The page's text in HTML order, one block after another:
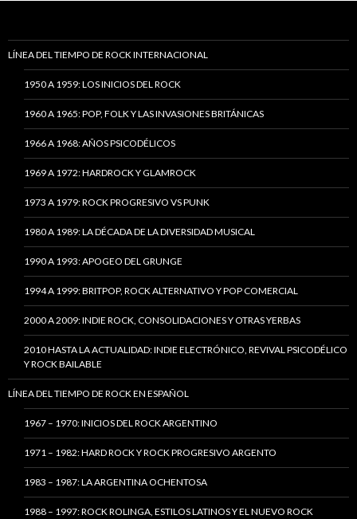
LÍNEA DEL TIEMPO DE ROCK INTERNACIONAL
1950 A 1959: LOS INICIOS DEL ROCK
1960 A 1965: POP, FOLK Y LAS INVASIONES BRITÁNICAS
1966 A 1968: AÑOS PSICODÉLICOS
1969 A 1972: HARDROCK Y GLAMROCK
1973 A 1979: ROCK PROGRESIVO VS PUNK
1980 A 1989: LA DÉCADA DE LA DIVERSIDAD MUSICAL
1990 A 1993: APOGEO DEL GRUNGE
1994 A 1999: BRITPOP, ROCK ALTERNATIVO Y POP COMERCIAL
2000 A 2009: INDIE ROCK, CONSOLIDACIONES Y OTRAS YERBAS
2010 HASTA LA ACTUALIDAD: INDIE ELECTRÓNICO, REVIVAL PSICODÉLICO
Y ROCK BAILABLE
LÍNEA DEL TIEMPO DE ROCK EN ESPAÑOL
1967 – 1970: INICIOS DEL ROCK ARGENTINO
1971 – 1982: HARD ROCK Y ROCK PROGRESIVO ARGENTO
1983 – 1987: LA ARGENTINA OCHENTOSA
1988 – 1997: ROCK ROLINGA, ESTILOS LATINOS Y EL NUEVO ROCK